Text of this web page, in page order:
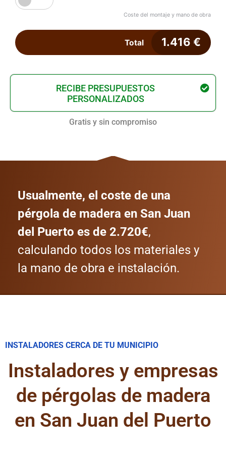
Coste del montaje y mano de obra
Total 1.416 €
RECIBE PRESUPUESTOS
PERSONALIZADOS
Gratis y sin compromiso
Usualmente, el coste de una
pérgola de madera en San Juan
del Puerto es de 2.720€,
calculando todos los materiales y
la mano de obra e instalación.
INSTALADORES CERCA DE TU MUNICIPIO
Instaladores y empresas
de pérgolas de madera
en San Juan del Puerto